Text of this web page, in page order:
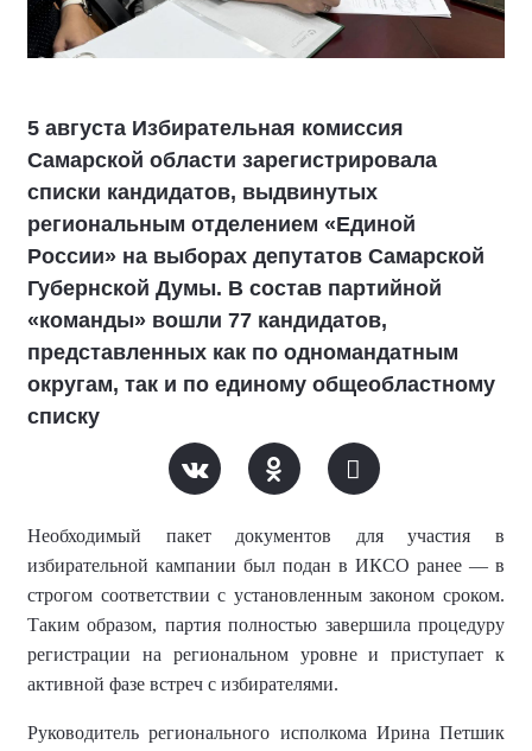
5 августа Избирательная комиссия
Самарской области зарегистрировала
списки кандидатов, выдвинутых
региональным отделением «Единой
России» на выборах депутатов Самарской
Губернской Думы. В состав партийной
«команды» вошли 77 кандидатов,
представленных как по одномандатным
округам, так и по единому общеобластному
списку
Необходимый пакет документов для участия в
избирательной кампании был подан в ИКСО ранее — в
строгом соответствии с установленным законом сроком.
Таким образом, партия полностью завершила процедуру
регистрации на региональном уровне и приступает к
активной фазе встреч с избирателями.
Руководитель регионального исполкома Ирина Петшик